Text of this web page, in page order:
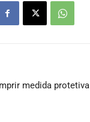
medida protetiva